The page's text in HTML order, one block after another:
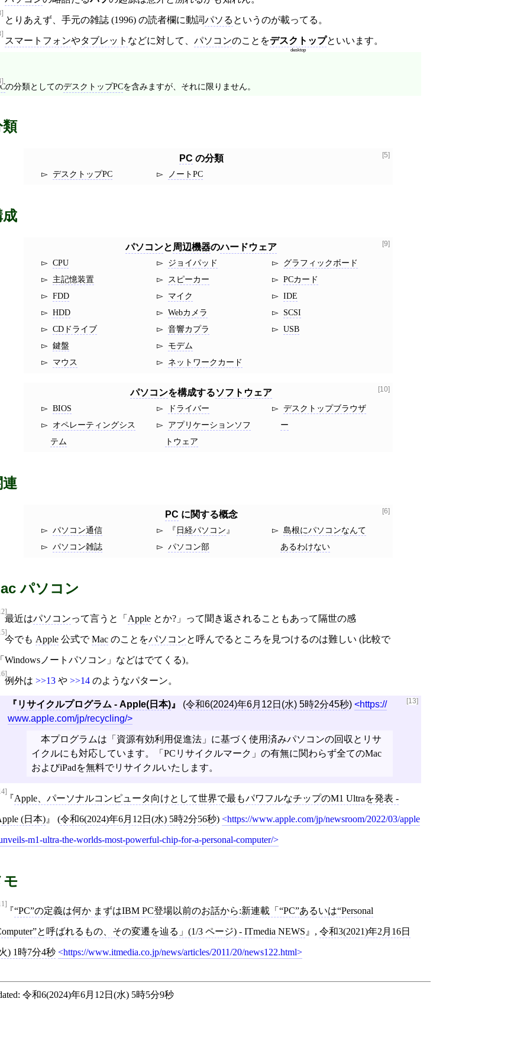
とりあえず、手元の雑誌 (1996) の読者欄に動詞パソる というのが載ってる。
スマートフォンやタブレット などに対して、 パソコンのことをデスクトップ
desktop
といいます。
の分類としてのデスクトップPCを含みますが、それに限りません。
[5]
PC の分類
デスクトップPC ノートPC
[9]
パソコンと 周辺機器のハードウェア
CPU
主記憶装置
FDD
HDD
CDドライブ
鍵盤
マウス
ジョイパッド
スピーカー
マイク
Webカメラ
音響カプラ
モデム
ネットワークカード
グラフィックボード
PCカード
IDE
SCSI
USB
[10]
パソコンを構成するソフトウェア
BIOS
オペレーティングシス
テム
ドライバー
アプリケーションソフ
トウェア
デスクトップブラウザ
ー
連
[6]
PC に関する概念
パソコン通信
パソコン雑誌
日経パソコン
パソコン部
島根にパソコンなんて
あるわけない
パソコン
最近はパソコンって言うと「 Apple とか?」って聞き返されることもあって隔世の感
今でも Apple 公式でMac のことをパソコンと呼んでるところを見つけるのは難しい (比較で
「Windowsノートパソコン」などはでてくる)。
例外は >>13 や >>14 のようなパターン。
[13]
リサイクルプログラム - Apple(日本) (令和6(2024)年6月12日(水) 5時2分45秒)
https://
www.apple.com/jp/recycling/
本プログラムは「資源有効利用促進法」に基づく使用済みパソコンの回収とリサ
イクルにも対応しています。「PCリサイクルマーク」の有無に関わらず全てのMac
およびiPadを無料でリサイクルいたします。
Apple、パーソナルコンピュータ向けとして世界で最もパワフルなチップのM1 Ultraを発表 -
(日本) (令和6(2024)年6月12日(水) 5時2分56秒) https://www.apple.com/jp/newsroom/2022/03/apple
m1-ultra-the-worlds-most-powerful-chip-for-a-personal-computer/
モ
“PC”の定義は何か まずはIBM PC登場以前のお話から:新連載「“PC”あるいは“Personal
と呼ばれるもの、その変遷を辿る」(1/3 ページ) - ITmedia NEWS , 令和3(2021)年2月16日
) 1時7分4秒 https://www.itmedia.co.jp/news/articles/2011/20/news122.html
令和6(2024)年6月12日(水) 5時5分9秒